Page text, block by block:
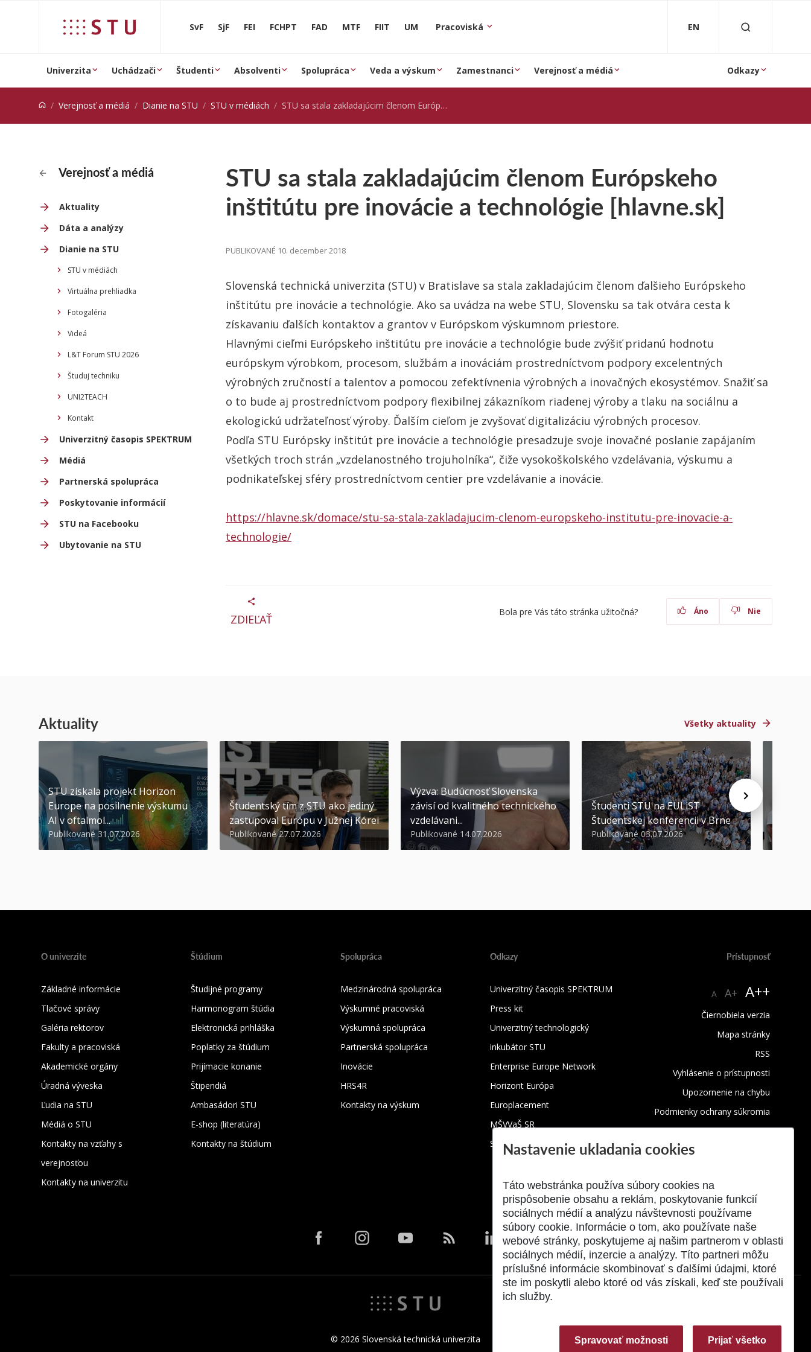
SvF SjF FEI FCHPT FAD MTF FIIT UM Pracoviská EN
Univerzita Uchádzači Študenti Absolventi Spolupráca Veda a výskum Zamestnanci Verejnosť a médiá Odkazy
Verejnosť a médiá Dianie na STU STU v médiách STU sa stala zakladajúcim členom Európskeho inštitútu pre inovácie a technológie [hlavne.sk]
Verejnosť a médiá
Aktuality
Dáta a analýzy
Dianie na STU
STU v médiách
Virtuálna prehliadka
Fotogaléria
Videá
L&T Forum STU 2026
Študuj techniku
UNI2TEACH
Kontakt
Univerzitný časopis SPEKTRUM
Médiá
Partnerská spolupráca
Poskytovanie informácií
STU na Facebooku
Ubytovanie na STU
STU sa stala zakladajúcim členom Európskeho
inštitútu pre inovácie a technológie [hlavne.sk]
PUBLIKOVANÉ 10. december 2018
Slovenská technická univerzita (STU) v Bratislave sa stala zakladajúcim členom ďalšieho Európskeho
inštitútu pre inovácie a technológie. Ako sa uvádza na webe STU, Slovensku sa tak otvára cesta k
získavaniu ďalších kontaktov a grantov v Európskom výskumnom priestore.
Hlavnými cieľmi Európskeho inštitútu pre inovácie a technológie bude zvýšiť pridanú hodnotu
európskym výrobkom, procesom, službám a inováciám prostredníctvom podpory excelentných
výrobných zručností a talentov a pomocou zefektívnenia výrobných a inovačných ekosystémov. Snažiť sa
o to bude aj prostredníctvom podpory flexibilnej zákazníkom riadenej výroby a tlaku na sociálnu a
ekologickú udržateľnosť výroby. Ďalším cieľom je zvyšovať digitalizáciu výrobných procesov.
Podľa STU Európsky inštitút pre inovácie a technológie presadzuje svoje inovačné poslanie zapájaním
všetkých troch strán „vzdelanostného trojuholníka“, čiže vysokoškolského vzdelávania, výskumu a
podnikateľskej sféry prostredníctvom centier pre vzdelávanie a inovácie.
https://hlavne.sk/domace/stu-sa-stala-zakladajucim-clenom-europskeho-institutu-pre-inovacie-a-
technologie/
ZDIEĽAŤ
Bola pre Vás táto stránka užitočná? Áno Nie
Aktuality Všetky aktuality
STU získala projekt Horizon
Europe na posilnenie výskumu
AI v oftalmol...
Publikované 31.07.2026
Študentský tím z STU ako jediný
zastupoval Európu v Južnej Kórei
Publikované 27.07.2026
Výzva: Budúcnosť Slovenska
závisí od kvalitného technického
vzdelávani...
Publikované 14.07.2026
Študenti STU na EULiST
Študentskej konferencii v Brne
Publikované 03.07.2026
O univerzite
Základné informácie
Tlačové správy
Galéria rektorov
Fakulty a pracoviská
Akademické orgány
Úradná výveska
Ľudia na STU
Médiá o STU
Kontakty na vzťahy s
verejnosťou
Kontakty na univerzitu
Štúdium
Študijné programy
Harmonogram štúdia
Elektronická prihláška
Poplatky za štúdium
Prijímacie konanie
Štipendiá
Ambasádori STU
E-shop (literatúra)
Kontakty na štúdium
Spolupráca
Medzinárodná spolupráca
Výskumné pracoviská
Výskumná spolupráca
Partnerská spolupráca
Inovácie
HRS4R
Kontakty na výskum
Odkazy
Univerzitný časopis SPEKTRUM
Press kit
Univerzitný technologický
inkubátor STU
Enterprise Europe Network
Horizont Európa
Europlacement
MŠVVaŠ SR
SRK
Prístupnosť
A A+ A++
Čiernobiela verzia
Mapa stránky
RSS
Vyhlásenie o prístupnosti
Upozornenie na chybu
Podmienky ochrany súkromia
Využívanie cookies
Oznamovanie protispoločenskej
© 2026 Slovenská technická univerzita
Nastavenie ukladania cookies
Táto webstránka používa súbory cookies na
prispôsobenie obsahu a reklám, poskytovanie funkcií
sociálnych médií a analýzu návštevnosti používame
súbory cookie. Informácie o tom, ako používate naše
webové stránky, poskytujeme aj našim partnerom v oblasti
sociálnych médií, inzercie a analýzy. Títo partneri môžu
príslušné informácie skombinovať s ďalšími údajmi, ktoré
ste im poskytli alebo ktoré od vás získali, keď ste používali
ich služby.
Spravovať možnosti Prijať všetko